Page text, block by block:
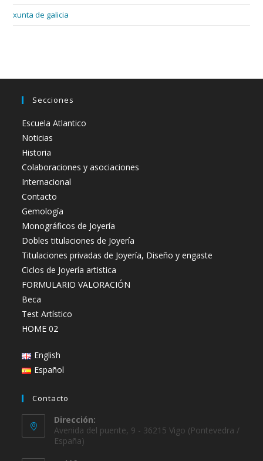
xunta de galicia
Secciones
Escuela Atlantico
Noticias
Historia
Colaboraciones y asociaciones
Internacional
Contacto
Gemología
Monográficos de Joyería
Dobles titulaciones de Joyería
Titulaciones privadas de Joyería, Diseño y engaste
Ciclos de Joyería artistica
FORMULARIO VALORACIÓN
Beca
Test Artístico
HOME 02
English
Español
Contacto
Dirección:
Avenida del puente, 9 - 36215 Vigo (Pontevedra /
España)